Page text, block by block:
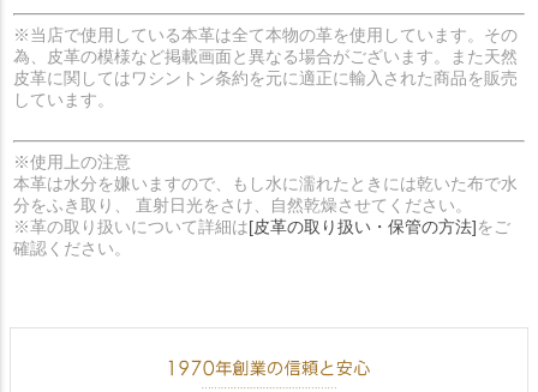
※当店で使用している本革は全て本物の革を使用しています。その
為、皮革の模様など掲載画面と異なる場合がございます。また天然
皮革に関してはワシントン条約を元に適正に輸入された商品を販売
しています。
※使用上の注意
本革は水分を嫌いますので、もし水に濡れたときには乾いた布で水
分をふき取り、 直射日光をさけ、自然乾燥させてください。
※革の取り扱いについて詳細は[皮革の取り扱い・保管の方法]をご
確認ください。